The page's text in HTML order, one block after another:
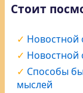
Стоит
Новостной
Новостной
Способы
мыслей